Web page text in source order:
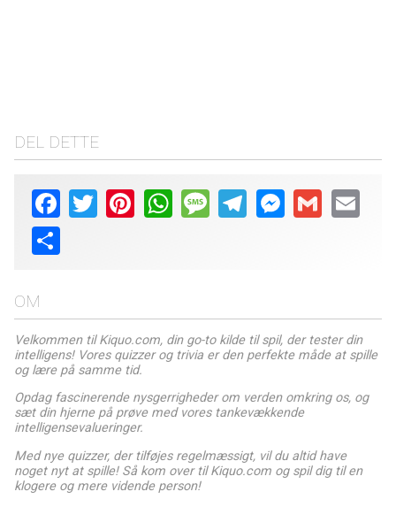
DEL DETTE
Facebook
Twitter PinterestWhatsAppMessageTelegramMessenger
Gmail Email
Share
OM
Velkommen til Kiquo.com, din go-to kilde til spil, der tester din
intelligens! Vores quizzer og trivia er den perfekte måde at spille
og lære på samme tid.
Opdag fascinerende nysgerrigheder om verden omkring os, og
sæt din hjerne på prøve med vores tankevækkende
intelligensevalueringer.
Med nye quizzer, der tilføjes regelmæssigt, vil du altid have
noget nyt at spille! Så kom over til Kiquo.com og spil dig til en
klogere og mere vidende person!